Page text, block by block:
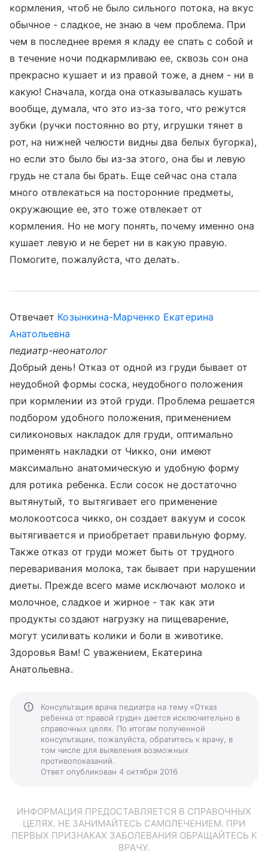
кормления, чтоб не было сильного потока, на вкус
обычное - сладкое, не знаю в чем проблема. При
чем в последнее время я кладу ее спать с собой и
в течение ночи подкармливаю ее, сквозь сон она
прекрасно кушает и из правой тоже, а днем - ни в
какую! Сначала, когда она отказывалась кушать
вообще, думала, что это из-за того, что режутся
зубки (ручки постоянно во рту, игрушки тянет в
рот, на нижней челюсти видны два белых бугорка),
но если это было бы из-за этого, она бы и левую
грудь не стала бы брать. Еще сейчас она стала
много отвлекаться на посторонние предметы,
окружающие ее, это тоже отвлекает от
кормления. Но не могу понять, почему именно она
кушает левую и не берет ни в какую правую.
Помогите, пожалуйста, что делать.
Отвечает Козынкина-Марченко Екатерина
Анатольевна
педиатр-неонатолог
Добрый день! Отказ от одной из груди бывает от
неудобной формы соска, неудобного положения
при кормлении из этой груди. Проблема решается
подбором удобного положения, применением
силиконовых накладок для груди, оптимально
применять накладки от Чикко, они имеют
максимально анатомическую и удобную форму
для ротика ребенка. Если сосок не достаточно
вытянутый, то вытягивает его применение
молокоотсоса чикко, он создает вакуум и сосок
вытягивается и приобретает правильную форму.
Также отказ от груди может быть от трудного
переваривания молока, так бывает при нарушении
диеты. Прежде всего маме исключают молоко и
молочное, сладкое и жирное - так как эти
продукты создают нагрузку на пищеварение,
могут усиливать колики и боли в животике.
Здоровья Вам! С уважением, Екатерина
Анатольевна.
Консультация врача педиатра на тему «Отказ
ребенка от правой груди» дается исключительно в
справочных целях. По итогам полученной
консультации, пожалуйста, обратитесь к врачу, в
том числе для выявления возможных
противопоказаний.
Ответ опубликован 4 октября 2016
ИНФОРМАЦИЯ ПРЕДОСТАВЛЯЕТСЯ В СПРАВОЧНЫХ
ЦЕЛЯХ. НЕ ЗАНИМАЙТЕСЬ САМОЛЕЧЕНИЕМ. ПРИ
ПЕРВЫХ ПРИЗНАКАХ ЗАБОЛЕВАНИЯ ОБРАЩАЙТЕСЬ К
ВРАЧУ.